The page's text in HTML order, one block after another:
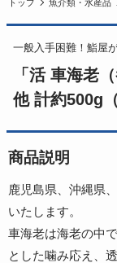
トップ 魚介類・水産品
一般入手困難！鮨屋
「活 車海老
他 計約500g
商品説明
鹿児島県、沖縄県
いたします。
車海老は海老の中
とした噛み応え、